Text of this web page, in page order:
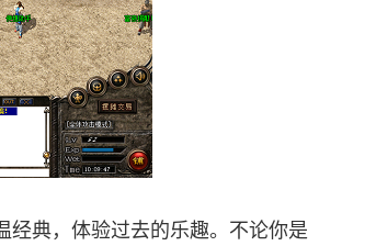
经典，体验过去的乐趣。不论你是